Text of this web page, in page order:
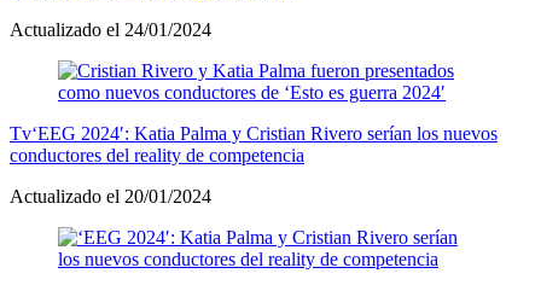
Actualizado el 24/01/2024
Tv‘EEG 2024′: Katia Palma y Cristian Rivero serían los nuevos
conductores del reality de competencia
Actualizado el 20/01/2024